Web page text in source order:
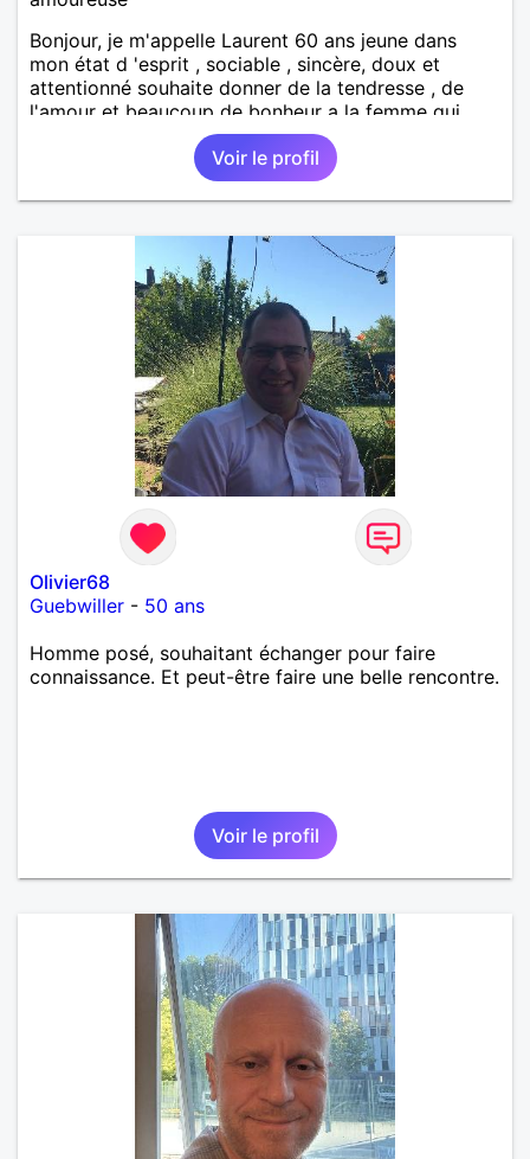
Bonjour, je m'appelle Laurent 60 ans jeune dans
mon état d 'esprit , sociable , sincère, doux et
attentionné souhaite donner de la tendresse , de
l'amour et beaucoup de bonheur a la femme qui
souhaitera partager ma vie . Bientôt en retraite a la
fin de l 'année et libre de toute contrainte. Digne de
confiance à la femme qui voudras m 'en accorder
en toute sincérité. Pour le reste venez me découvrir
Voir le profil
Olivier68
Guebwiller - 50 ans
Homme posé, souhaitant échanger pour faire
connaissance. Et peut-être faire une belle rencontre.
Voir le profil